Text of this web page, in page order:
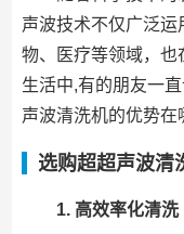
声波技术不仅广泛
物、医疗等领域，也
生活中,有的朋友一
声波清洗机的优势
选购超超声波清
1. 高效率化清洗